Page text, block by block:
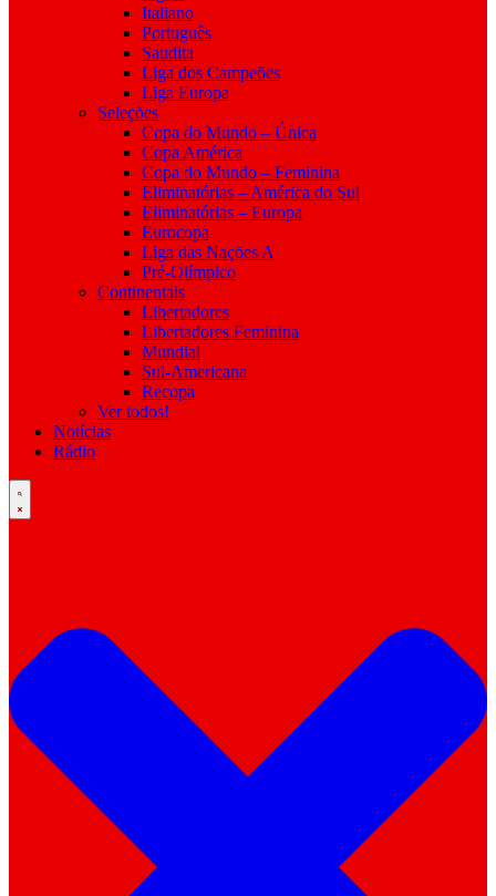
Italiano
Português
Saudita
Liga dos Campeões
Liga Europa
Seleções
Copa do Mundo – Única
Copa América
Copa do Mundo – Feminina
Eliminatórias – América do Sul
Eliminatórias – Europa
Eurocopa
Liga das Nações A
Pré-Olímpico
Continentais
Libertadores
Libertadores Feminina
Mundial
Sul-Americana
Recopa
Ver todos!
Notícias
Rádio